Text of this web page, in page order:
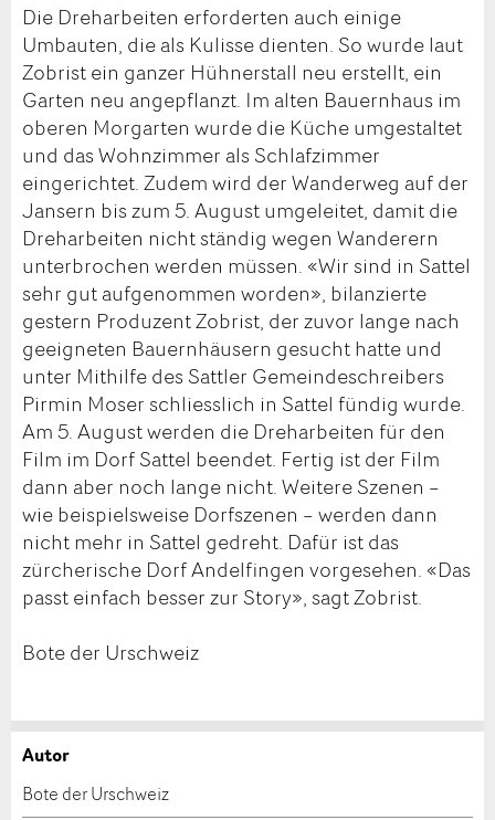
Die Dreharbeiten erforderten auch einige
Umbauten, die als Kulisse dienten. So wurde laut
Zobrist ein ganzer Hühnerstall neu erstellt, ein
Garten neu angepflanzt. Im alten Bauernhaus im
oberen Morgarten wurde die Küche umgestaltet
und das Wohnzimmer als Schlafzimmer
eingerichtet. Zudem wird der Wanderweg auf der
Jansern bis zum 5. August umgeleitet, damit die
Dreharbeiten nicht ständig wegen Wanderern
unterbrochen werden müssen. «Wir sind in Sattel
sehr gut aufgenommen worden», bilanzierte
gestern Produzent Zobrist, der zuvor lange nach
geeigneten Bauernhäusern gesucht hatte und
unter Mithilfe des Sattler Gemeindeschreibers
Pirmin Moser schliesslich in Sattel fündig wurde.
Am 5. August werden die Dreharbeiten für den
Film im Dorf Sattel beendet. Fertig ist der Film
dann aber noch lange nicht. Weitere Szenen –
wie beispielsweise Dorfszenen – werden dann
nicht mehr in Sattel gedreht. Dafür ist das
zürcherische Dorf Andelfingen vorgesehen. «Das
passt einfach besser zur Story», sagt Zobrist.
Bote der Urschweiz
Anzeige beanstanden
Anzeige weiterempfehlen
Autor
Bote der Urschweiz